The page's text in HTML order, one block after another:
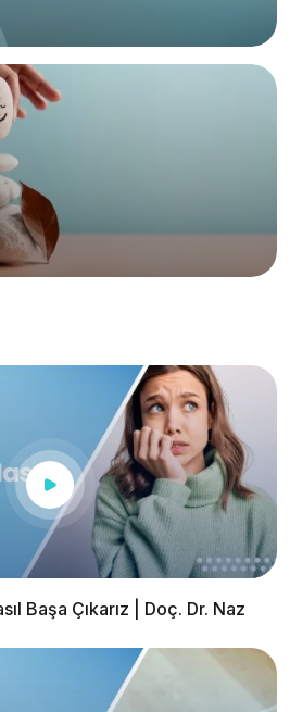
Başa Çıkarız | Doç. Dr. Naz